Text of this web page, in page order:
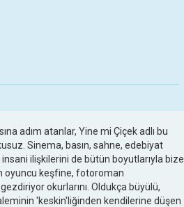
adım atanlar, Yine mi Çiçek adlı bu
Sinema, basın, sahne, edebiyat
insani ilişkilerini de bütün boyutlarıyla bize
oyuncu keşfine, fotoroman
okurlarını. Oldukça büyülü,
'keskin'liğinden kendilerine düşen